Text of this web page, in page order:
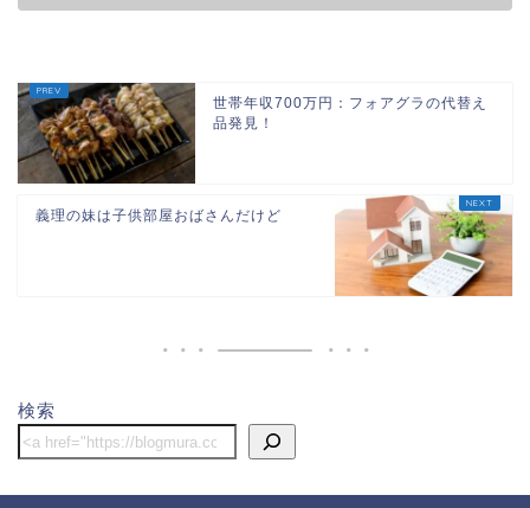
世帯年収700万円：フォアグラの代替え
品発見！
義理の妹は子供部屋おばさんだけど
検索
ホーム
子供関連